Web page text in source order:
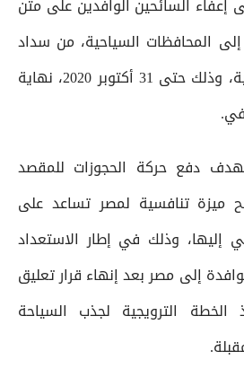
إعفاء السائحين الوافدين على متن
إلى المحافظات السياحية، من سداد
رسوم التأشيرة السياحية، وذلك حتى 31 أكتوبر 2020، نهاية
دفع حركة الحجوزات للمقصد
ميزة تنافسية لمصر تساعد على
إليها، وذلك في إطار الاستعداد
إلى مصر بعد إنهاء قرار تعليق
الخطة الترويجية لجذب السياحة